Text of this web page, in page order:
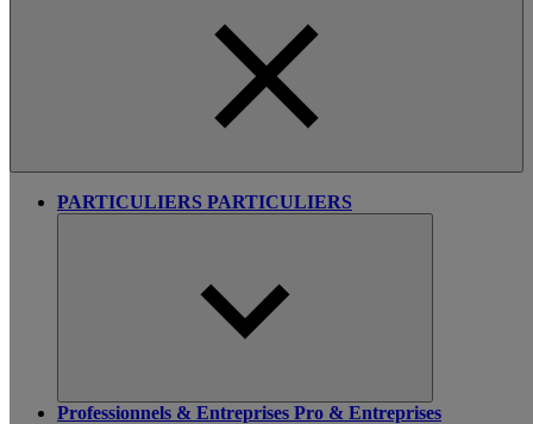
PARTICULIERS PARTICULIERS
Professionnels & Entreprises Pro & Entreprises